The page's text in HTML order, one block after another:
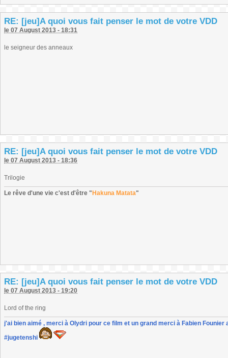
RE: [jeu]A quoi vous fait penser le mot de votre VDD
le 07 August 2013 - 18:31
le seigneur des anneaux
RE: [jeu]A quoi vous fait penser le mot de votre VDD
le 07 August 2013 - 18:36
Trilogie
Le rêve d'une vie c'est d'être " Hakuna Matata"
RE: [jeu]A quoi vous fait penser le mot de votre VDD
le 07 August 2013 - 19:20
Lord of the ring
j'ai bien aimé , merci à Olydri pour ce film et un grand merci à Fabien
#jugetenshi